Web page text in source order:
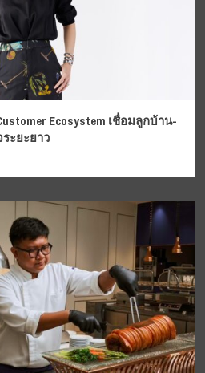
Ecosystem เชื่อมลูกบ้าน-
ะยะยาว